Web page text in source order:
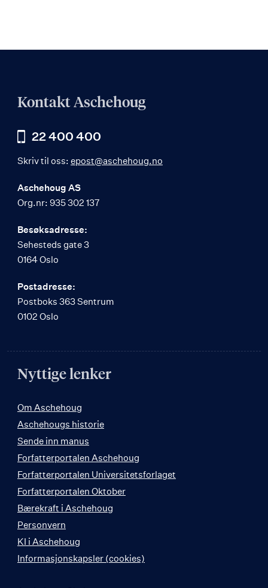
Kontakt Aschehoug
22 400 400
Skriv til oss: epost@aschehoug.no
Aschehoug AS
Org.nr: 935 302 137
Besøksadresse:
Sehesteds gate 3
0164 Oslo
Postadresse:
Postboks 363 Sentrum
0102 Oslo
Nyttige lenker
Om Aschehoug
Aschehougs historie
Sende inn manus
Forfatterportalen Aschehoug
Forfatterportalen Universitetsforlaget
Forfatterportalen Oktober
Bærekraft i Aschehoug
Personvern
KI i Aschehoug
Informasjonskapsler (cookies)